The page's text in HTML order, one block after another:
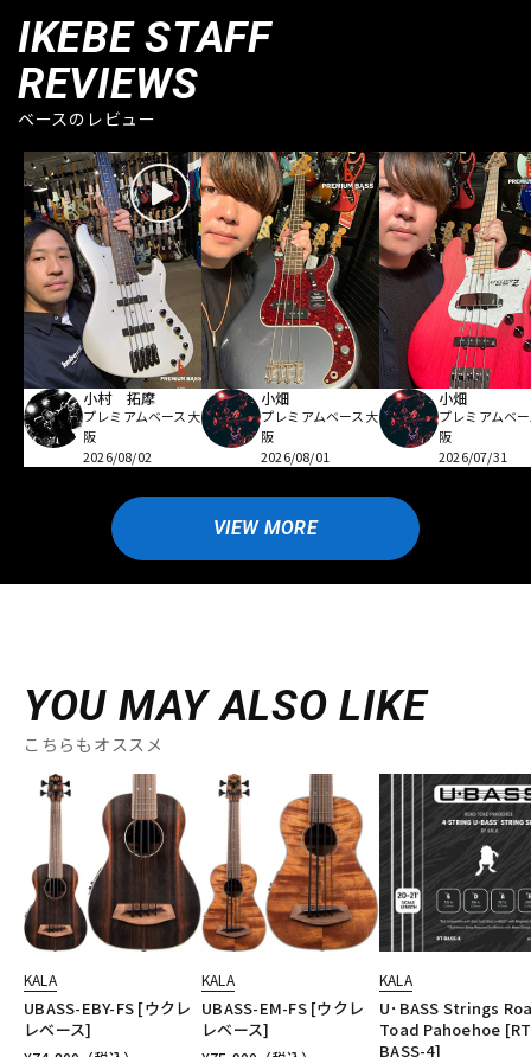
IKEBE STAFF
REVIEWS
ベースのレビュー
小村 拓摩
プレミアムベース大
阪
2026/08/02
小畑
プレミアムベース大
阪
2026/08/01
小畑
プレミアムベ
阪
2026/07/31
VIEW MORE
YOU MAY ALSO LIKE
こちらもオススメ
KALA
UBASS-EBY-FS [ウクレ
レベース]
KALA
UBASS-EM-FS [ウクレ
レベース]
KALA
U･BASS Strings
Toad Pahoehoe
BASS-4]